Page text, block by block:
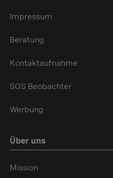
Impressum
Beratung
Kontaktaufnahme
SOS Beobachter
Werbung
Über uns
Mission